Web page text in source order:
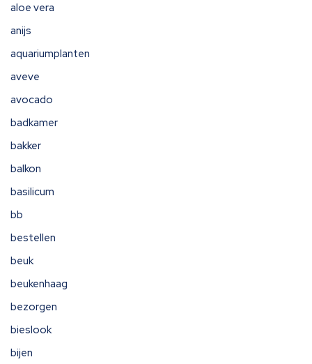
aloe vera
anijs
aquariumplanten
aveve
avocado
badkamer
bakker
balkon
basilicum
bb
bestellen
beuk
beukenhaag
bezorgen
bieslook
bijen